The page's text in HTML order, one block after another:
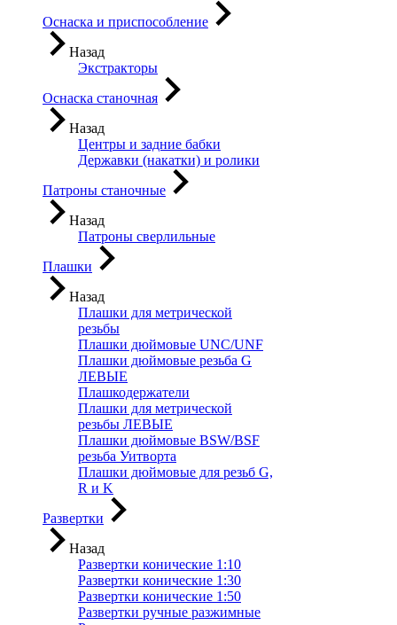
Оснаска и приспособление
Назад
Экстракторы
Оснаска станочная
Назад
Центры и задние бабки
Державки (накатки) и ролики
Патроны станочные
Назад
Патроны сверлильные
Плашки
Назад
Плашки для метрической
резьбы
Плашки дюймовые UNC/UNF
Плашки дюймовые резьба G
ЛЕВЫЕ
Плашкодержатели
Плашки для метрической
резьбы ЛЕВЫЕ
Плашки дюймовые BSW/BSF
резьба Уитворта
Плашки дюймовые для резьб G,
R и K
Развертки
Назад
Развертки конические 1:10
Развертки конические 1:30
Развертки конические 1:50
Развертки ручные разжимные